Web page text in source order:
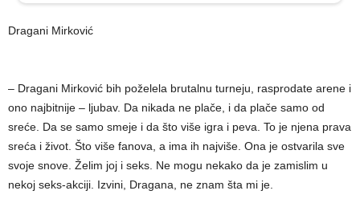
Dragani Mirković
– Dragani Mirković bih poželela brutalnu turneju, rasprodate arene i
ono najbitnije – ljubav. Da nikada ne plače, i da plače samo od
sreće. Da se samo smeje i da što više igra i peva. To je njena prava
sreća i život. Što više fanova, a ima ih najviše. Ona je ostvarila sve
svoje snove. Želim joj i seks. Ne mogu nekako da je zamislim u
nekoj seks-akciji. Izvini, Dragana, ne znam šta mi je.